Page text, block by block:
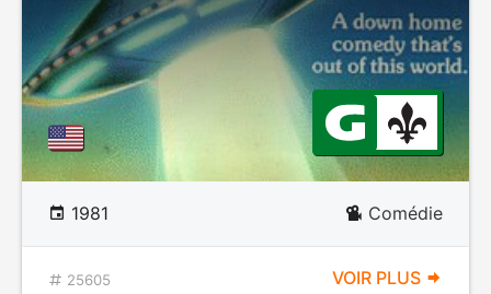
1981 Comédie
25605 VOIR PLUS